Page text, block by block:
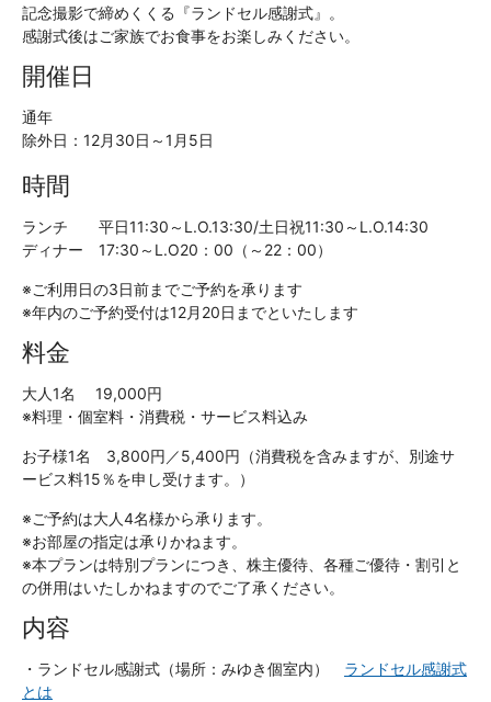
記念撮影で締めくくる『ランドセル感謝式』。
感謝式後はご家族でお食事をお楽しみください。
開催日
通年
除外日：12月30日～1月5日
時間
ランチ 平日11:30～L.O.13:30/土日祝11:30～L.O.14:30
ディナー 17:30～L.O20：00（～22：00）
※ご利用日の3日前までご予約を承ります
※年内のご予約受付は12月20日までといたします
料金
大人1名 19,000円
※料理・個室料・消費税・サービス料込み
お子様1名 3,800円／5,400円（消費税を含みますが、別途サ
ービス料15％を申し受けます。）
※ご予約は大人4名様から承ります。
※お部屋の指定は承りかねます。
※本プランは特別プランにつき、株主優待、各種ご優待・割引と
の併用はいたしかねますのでご了承ください。
内容
・ランドセル感謝式（場所：みゆき個室内） ランドセル感謝式
とは